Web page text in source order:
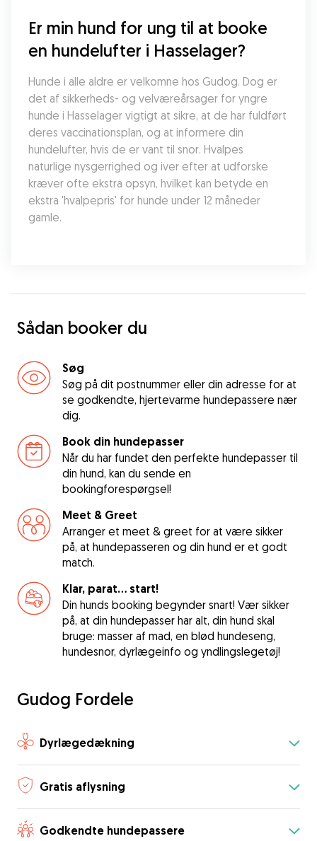
Er min hund for ung til at booke
en hundelufter i Hasselager?
Hunde i alle aldre er velkomne hos Gudog. Dog er
det af sikkerheds- og velværeårsager for yngre
hunde i Hasselager vigtigt at sikre, at de har fuldført
deres vaccinationsplan, og at informere din
hundelufter, hvis de er vant til snor. Hvalpes
naturlige nysgerrighed og iver efter at udforske
kræver ofte ekstra opsyn, hvilket kan betyde en
ekstra 'hvalpepris' for hunde under 12 måneder
gamle.
Sådan booker du
Søg
Søg på dit postnummer eller din adresse for at
se godkendte, hjertevarme hundepassere nær
dig.
Book din hundepasser
Når du har fundet den perfekte hundepasser til
din hund, kan du sende en
bookingforespørgsel!
Meet & Greet
Arranger et meet & greet for at være sikker
på, at hundepasseren og din hund er et godt
match.
Klar, parat... start!
Din hunds booking begynder snart! Vær sikker
på, at din hundepasser har alt, din hund skal
bruge: masser af mad, en blød hundeseng,
hundesnor, dyrlægeinfo og yndlingslegetøj!
Gudog Fordele
Dyrlægedækning
Gratis aflysning
Godkendte hundepassere